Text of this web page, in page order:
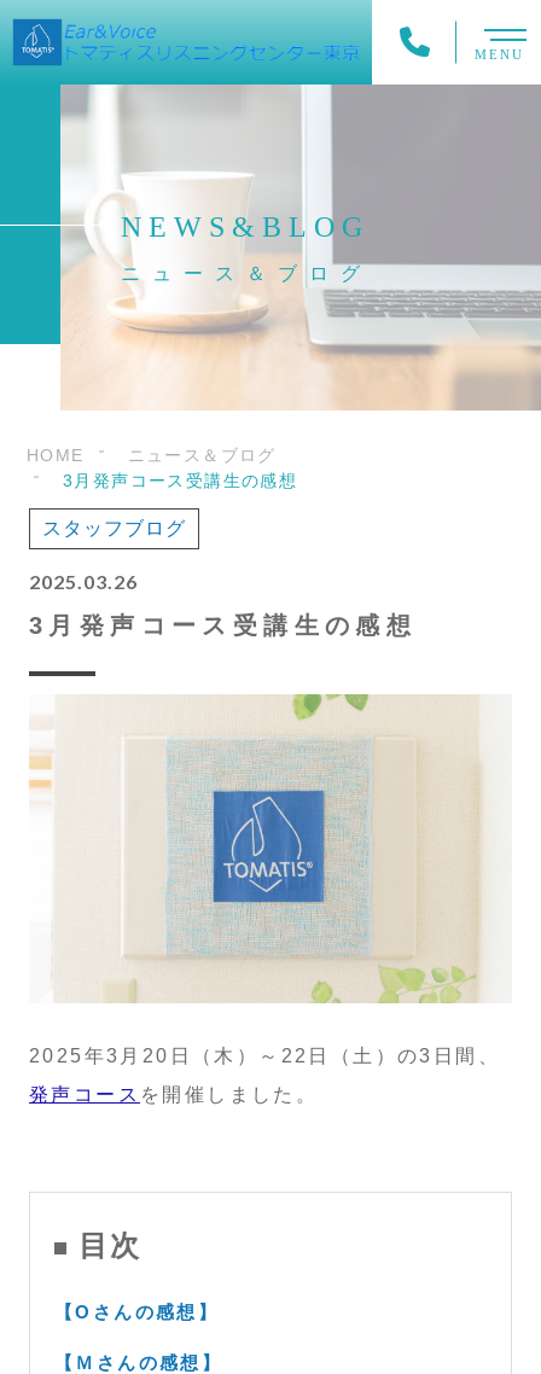
MENU
NEWS&BLOG
ニュース＆ブログ
HOME
ニュース＆ブログ
3月発声コース受講生の感想
スタッフブログ
2025.03.26
3月発声コース受講生の感想
2025年3月20日（木）～22日（土）の3日間、
発声コース を開催しました。
目次
【Oさんの感想】
【Ｍさんの感想】